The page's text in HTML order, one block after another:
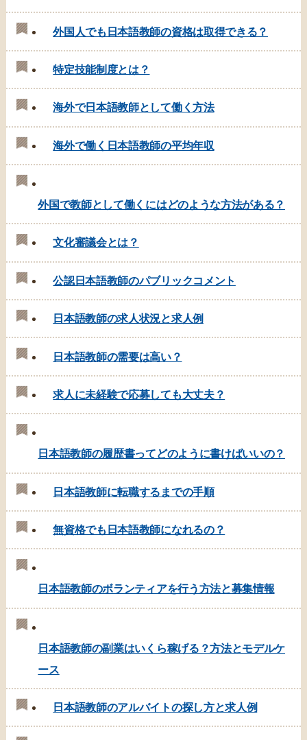
外国人でも日本語教師の資格は取得できる？
特定技能制度とは？
海外で日本語教師として働く方法
海外で働く日本語教師の平均年収
外国で教師として働くにはどのような方法がある？
文化審議会とは？
公認日本語教師のパブリックコメント
日本語教師の求人状況と求人例
日本語教師の需要は高い？
求人に未経験で応募しても大丈夫？
日本語教師の履歴書ってどのように書けばいいの？
日本語教師に転職するまでの手順
無資格でも日本語教師になれるの？
日本語教師のボランティアを行う方法と募集情報
日本語教師の副業はいくら稼げる？方法とモデルケ
ース
日本語教師のアルバイトの探し方と求人例